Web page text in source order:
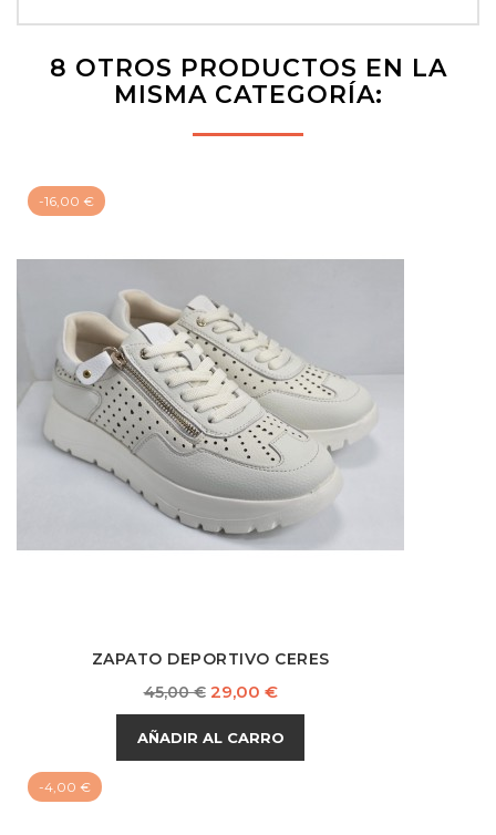
8 OTROS PRODUCTOS EN LA
MISMA CATEGORÍA:
-16,00 €
ZAPATO DEPORTIVO CERES
Precio
base
45,00 € Precio
29,00 €
AÑADIR AL CARRO
-4,00 €